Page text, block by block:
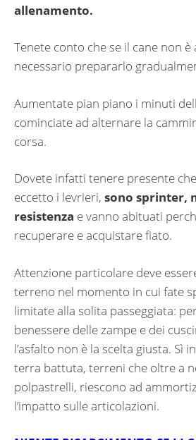
allenamento.
Tenete conto che se il cane non è
necessario prepararlo
Aumentate pian piano i minuti
cominciate ad alternare la
corsa.
Dovete infatti tenere presente
eccetto i levrieri, sono sprinter,
resistenza e vanno abituati
recuperare e acquistare fiato.
Attenzione particolare deve
terreno nel momento in cui fate
limitate alla solita passeggiata:
benessere delle zampe e dei
l’asfalto non è la scelta giusta. Sì
terra battuta, terreni che oltre a
polpastrelli, riescono ad
l’impatto sulle articolazioni.